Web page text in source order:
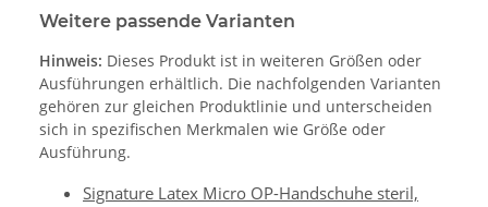
Weitere passende Varianten
Hinweis: Dieses Produkt ist in weiteren Größen oder
Ausführungen erhältlich. Die nachfolgenden Varianten
gehören zur gleichen Produktlinie und unterscheiden
sich in spezifischen Merkmalen wie Größe oder
Ausführung.
Signature Latex Micro OP-Handschuhe steril,